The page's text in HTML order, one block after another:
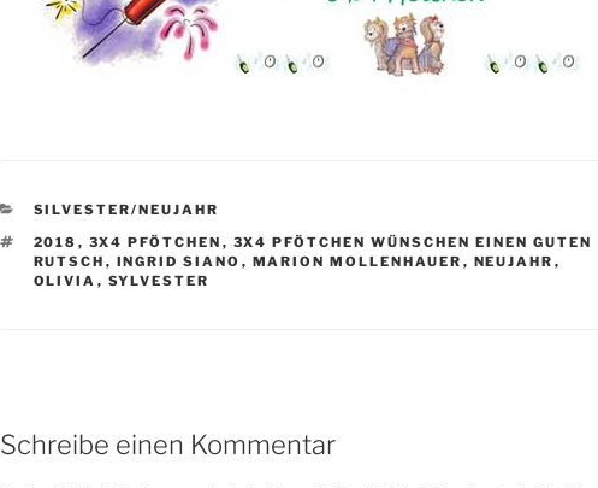
KATEGORIEN
SILVESTER/NEUJAHR
SCHLAGWÖRTER
2018 , 3X4 PFÖTCHEN , 3X4 PFÖTCHEN WÜNSCHEN EINEN GUTEN
RUTSCH , INGRID SIANO , MARION MOLLENHAUER , NEUJAHR ,
OLIVIA , SYLVESTER
Schreibe einen Kommentar